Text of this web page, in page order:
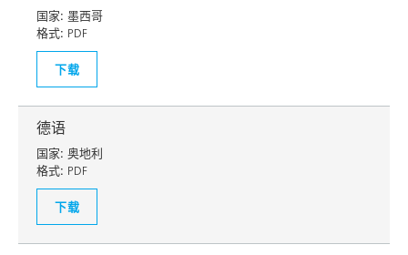
国家: 墨西哥
格式: PDF
下载
德语
国家: 奥地利
格式: PDF
下载